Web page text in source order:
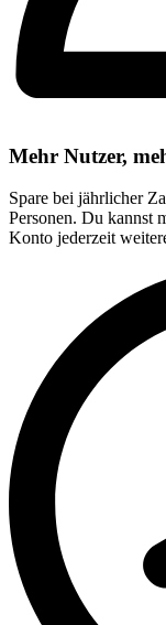
Mehr Nutzer,
Spare bei jährlicher
Personen. Du kannst
Konto jederzeit